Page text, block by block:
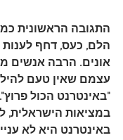
התגובה הראשונית
הלם, כעס, דחף לענות
אונים. הרבה אנשים
עצמם שאין טעם
"באינטרנט הכול
במציאות הישראלית,
באינטרנט היא לא